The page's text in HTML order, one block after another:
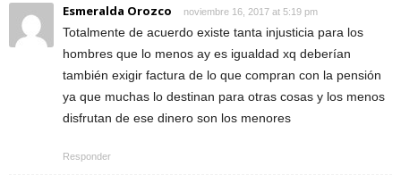
Esmeralda Orozco noviembre 16, 2017 at 5:19 pm
Totalmente de acuerdo existe tanta injusticia para los
hombres que lo menos ay es igualdad xq deberían
también exigir factura de lo que compran con la pensión
ya que muchas lo destinan para otras cosas y los menos
disfrutan de ese dinero son los menores
Responder